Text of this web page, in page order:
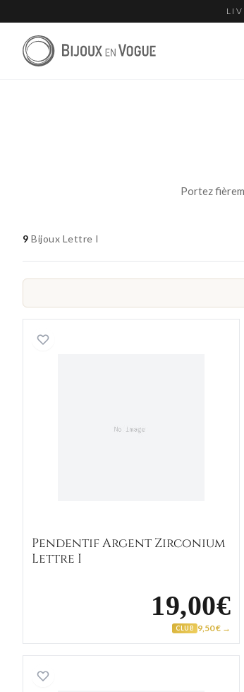
9 Bijoux Lettre I
Pendentif Argent
Pendentif Argent Zirconium
Lettre I
19,00€
CLUB 9,50 € →